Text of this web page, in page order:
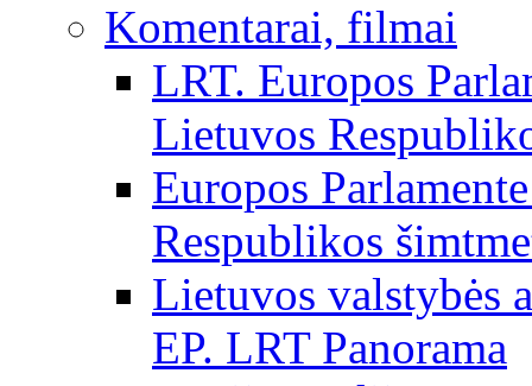
Komentarai, filmai
LRT. Europos
Lietuvos
Europos
Respublikos
Lietuvos valstybės
EP. LRT Panorama